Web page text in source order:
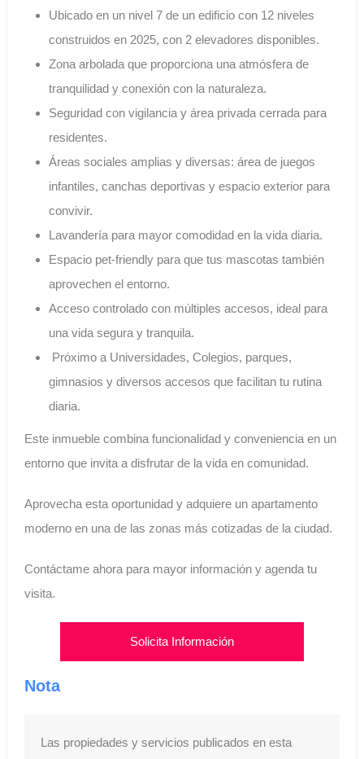
Ubicado en un nivel 7 de un edificio con 12 niveles
construidos en 2025, con 2 elevadores disponibles.
Zona arbolada que proporciona una atmósfera de
tranquilidad y conexión con la naturaleza.
Seguridad con vigilancia y área privada cerrada para
residentes.
Áreas sociales amplias y diversas: área de juegos
infantiles, canchas deportivas y espacio exterior para
convivir.
Lavandería para mayor comodidad en la vida diaria.
Espacio pet-friendly para que tus mascotas también
aprovechen el entorno.
Acceso controlado con múltiples accesos, ideal para
una vida segura y tranquila.
Próximo a Universidades, Colegios, parques,
gimnasios y diversos accesos que facilitan tu rutina
diaria.
Este inmueble combina funcionalidad y conveniencia en un
entorno que invita a disfrutar de la vida en comunidad.
Aprovecha esta oportunidad y adquiere un apartamento
moderno en una de las zonas más cotizadas de la ciudad.
Contáctame ahora para mayor información y agenda tu
visita.
Solicita Información
Nota
Las propiedades y servicios publicados en esta